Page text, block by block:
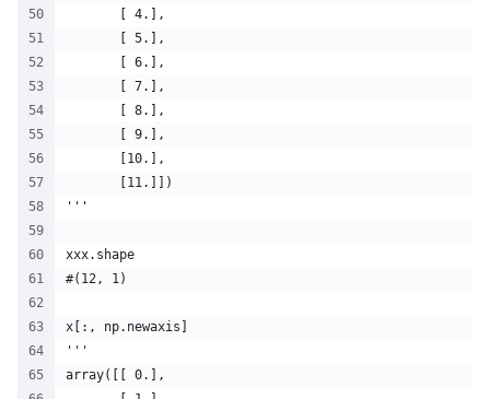
       [ 4.],
       [ 5.],
       [ 6.],
       [ 7.],
       [ 8.],
       [ 9.],
       [10.],
       [11.]])
'''
xxx.shape
#(12, 1)
x[:, np.newaxis]
'''
array([[ 0.],